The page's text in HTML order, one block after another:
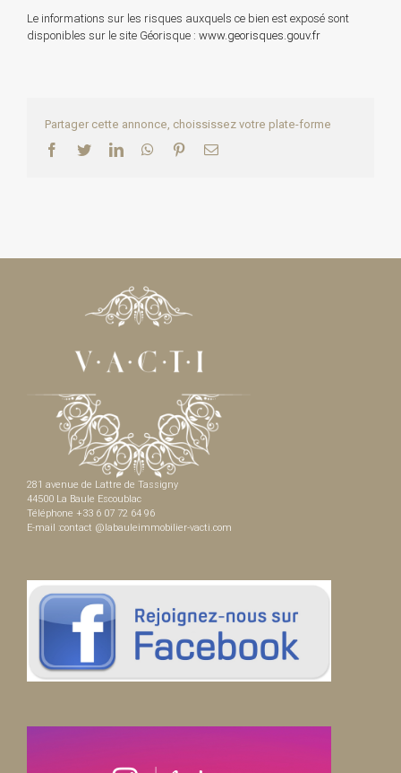
Le informations sur les risques auxquels ce bien est exposé sont
disponibles sur le site Géorisque : www.georisques.gouv.fr
Partager cette annonce, choississez votre plate-forme
Facebook
TwitterLinkedInWhatsApp
PinterestEmail
281 avenue de Lattre de Tassigny
44500 La Baule Escoublac
Téléphone +33 6 07 72 64 96
E-mail :contact @labauleimmobilier-vacti.com